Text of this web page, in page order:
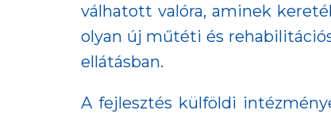
válhatott valóra, aminek
olyan új műtéti és
ellátásban.
A fejlesztés külföldi